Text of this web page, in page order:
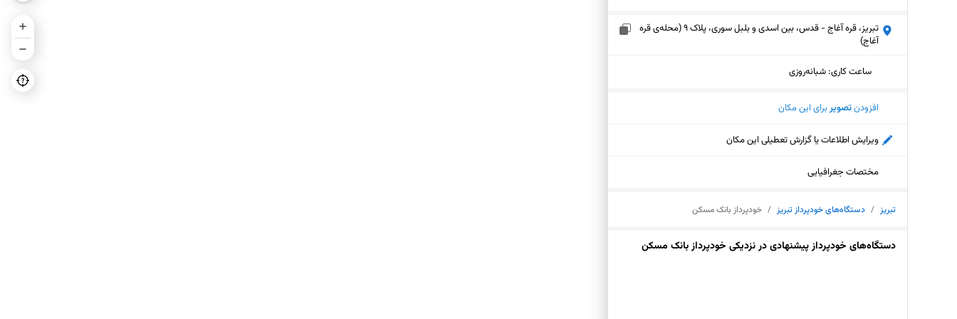
تبریز، قره آغاج - قدس، بین اسدی و بلبل سوری، پلاک 9 (محله‌ی قره
آغاج)
ساعت کاری: شبانه‌روزی
افزودنتصویربرای این مکان
ویرایش اطلاعات یا گزارش تعطیلی این مکان
مختصات جغرافیایی
تبریز / دستگاه‌های خودپرداز تبریز / خودپرداز بانک مسکن
دستگاه‌های خودپرداز پیشنهادی در نزدیکی خودپرداز بانک مسکن